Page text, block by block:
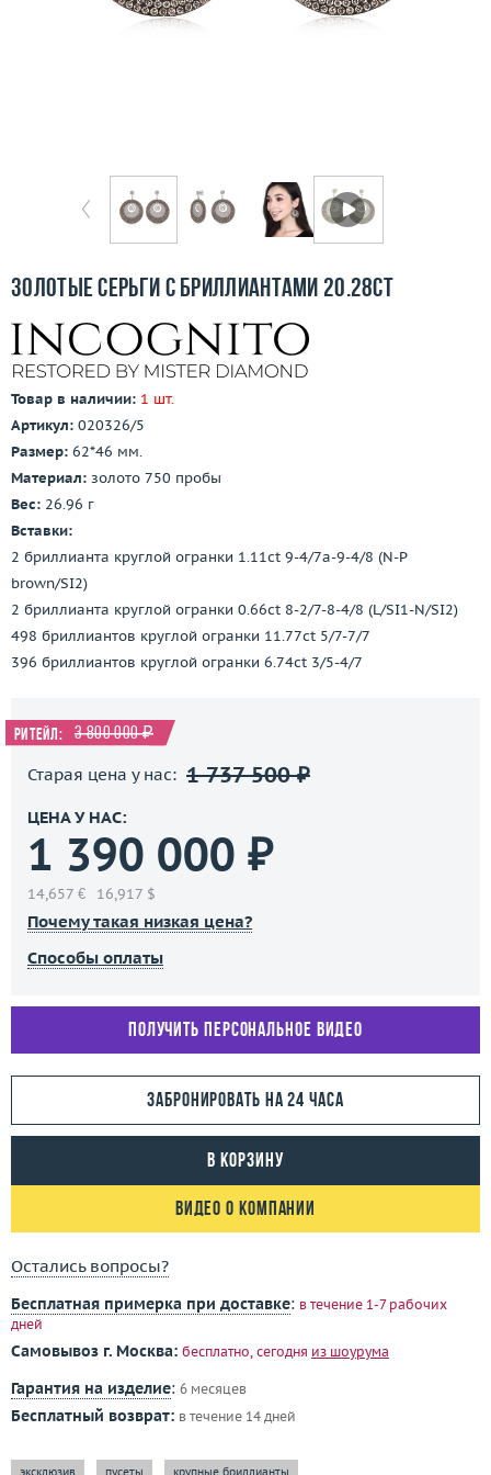
Бесплатная доставка
Контакты
Заказать звонок
Золотые серьги с бриллиантами 20.28ct
Товар в наличии: 1 шт.
Артикул: 020326/5
Размер: 62*46 мм.
Материал: золото 750 пробы
Вес: 26.96 г
Вставки:
2 бриллианта круглой огранки 1.11ct 9-4/7a-9-4/8 (N-P
brown/SI2)
2 бриллианта круглой огранки 0.66ct 8-2/7-8-4/8 (L/SI1-N/SI2)
498 бриллиантов круглой огранки 11.77ct 5/7-7/7
396 бриллиантов круглой огранки 6.74ct 3/5-4/7
Ритейл: 3 800 000 ₽
Старая цена у нас: 1 737 500 ₽
ЦЕНА У НАС:
1 390 000 ₽
14,657 € 16,917 $
Почему такая низкая цена?
Способы оплаты
Получить персональное видео
Забронировать на 24 часа
В корзину
Видео о компании
Остались вопросы?
Бесплатная примерка при доставке: в течение 1-7 рабочих
дней
Самовывоз г. Москва: бесплатно, сегодня из шоурума
Гарантия на изделие: 6 месяцев
Бесплатный возврат: в течение 14 дней